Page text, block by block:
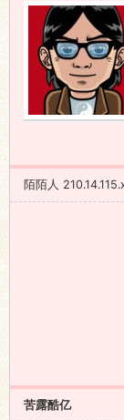
陌陌人
苦露酷亿